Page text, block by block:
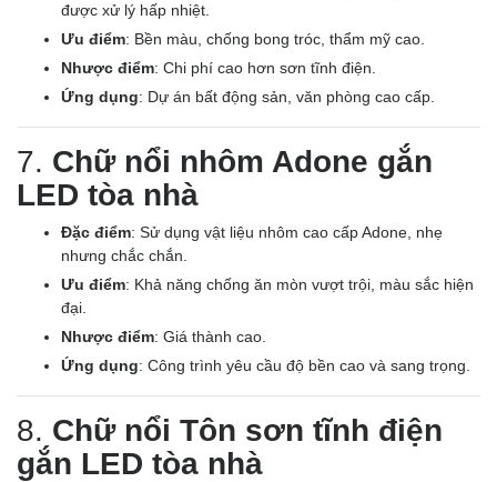
được xử lý hấp nhiệt.
Ưu điểm: Bền màu, chống bong tróc, thẩm mỹ cao.
Nhược điểm: Chi phí cao hơn sơn tĩnh điện.
Ứng dụng: Dự án bất động sản, văn phòng cao cấp.
7. Chữ nổi nhôm Adone gắn
LED tòa nhà
Đặc điểm: Sử dụng vật liệu nhôm cao cấp Adone, nhẹ
nhưng chắc chắn.
Ưu điểm: Khả năng chống ăn mòn vượt trội, màu sắc hiện
đại.
Nhược điểm: Giá thành cao.
Ứng dụng: Công trình yêu cầu độ bền cao và sang trọng.
8. Chữ nổi Tôn sơn tĩnh điện
gắn LED tòa nhà